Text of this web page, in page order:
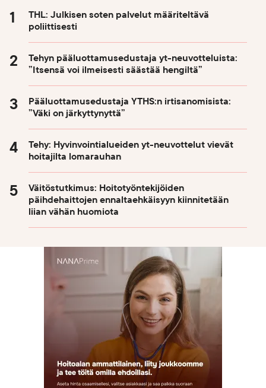
THL: Julkisen soten palvelut määriteltävä
poliittisesti
Tehyn pääluottamusedustaja yt-neuvotteluista:
”Itsensä voi ilmeisesti säästää hengiltä”
Pääluottamusedustaja YTHS:n irtisanomisista:
”Väki on järkyttynyttä”
Tehy: Hyvinvointialueiden yt-neuvottelut vievät
hoitajilta lomarauhan
Väitöstutkimus: Hoitotyöntekijöiden
päihdehaittojen ennaltaehkäisyyn kiinnitetään
liian vähän huomiota